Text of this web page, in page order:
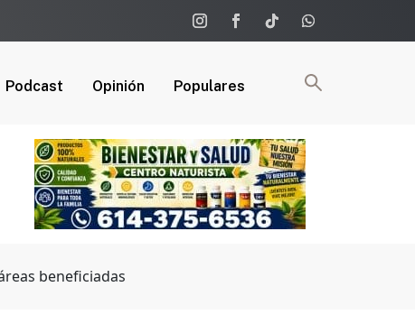
Podcast Opinión Populares
beneficiadas